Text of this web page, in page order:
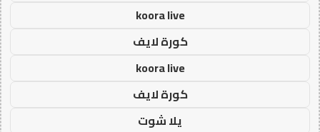
koora live
كورة لايف
koora live
كورة لايف
يلا شوت